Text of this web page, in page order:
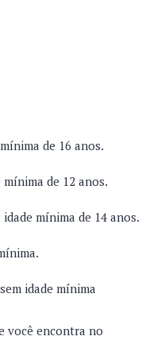
de 16 anos.
mínima de 12 anos.
idade mínima de 14 anos.
idade mínima
você encontra no